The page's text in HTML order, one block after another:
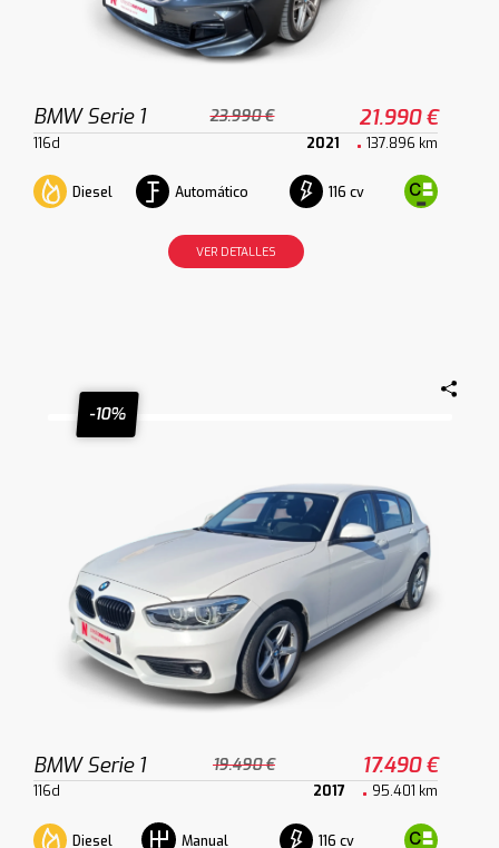
BMW Serie 1 23.990 € 21.990 €
116d 2021 137.896 km
Diesel Automático 116 cv
VER DETALLES
-10%
BMW Serie 1 19.490 € 17.490 €
116d 2017 95.401 km
Diesel Manual 116 cv